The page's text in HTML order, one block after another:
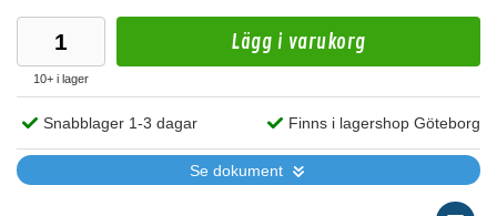
10+ i lager
Lägg i varukorg
Snabblager 1-3 dagar Finns i lagershop Göteborg
Se dokument